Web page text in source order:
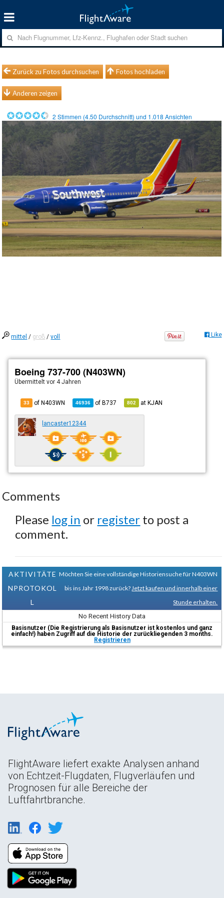
Zurück zu Fotos durchsuchen Fotos hochladen
Anderen zeigen
2 Stimmen (4.50 Durchschnitt) und 1.018 Ansichten
mittel / groß /voll Like
Boeing 737-700 (N403WN)
Übermitteltvor 4 Jahren
33 of N403WN 46936 ofB737 802 atKJAN
lancaster12344
Comments
Please log in or register to post a
comment.
AKTIVITÄTE
NPROTOKOL
L
Möchten Sie eine vollständige Historiensuche für N403WN
bis ins Jahr 1998 zurück? Jetzt kaufen und innerhalb einer
Stunde erhalten.
No Recent History Data
Basisnutzer (Die Registrierung als Basisnutzer ist kostenlos und ganz
einfach!) haben Zugriff auf die Historie der zurückliegenden 3 months.
Registrieren
FlightAware liefert exakte Analysen anhand
von Echtzeit-Flugdaten, Flugverläufen und
Prognosen für alle Bereiche der
Luftfahrtbranche.